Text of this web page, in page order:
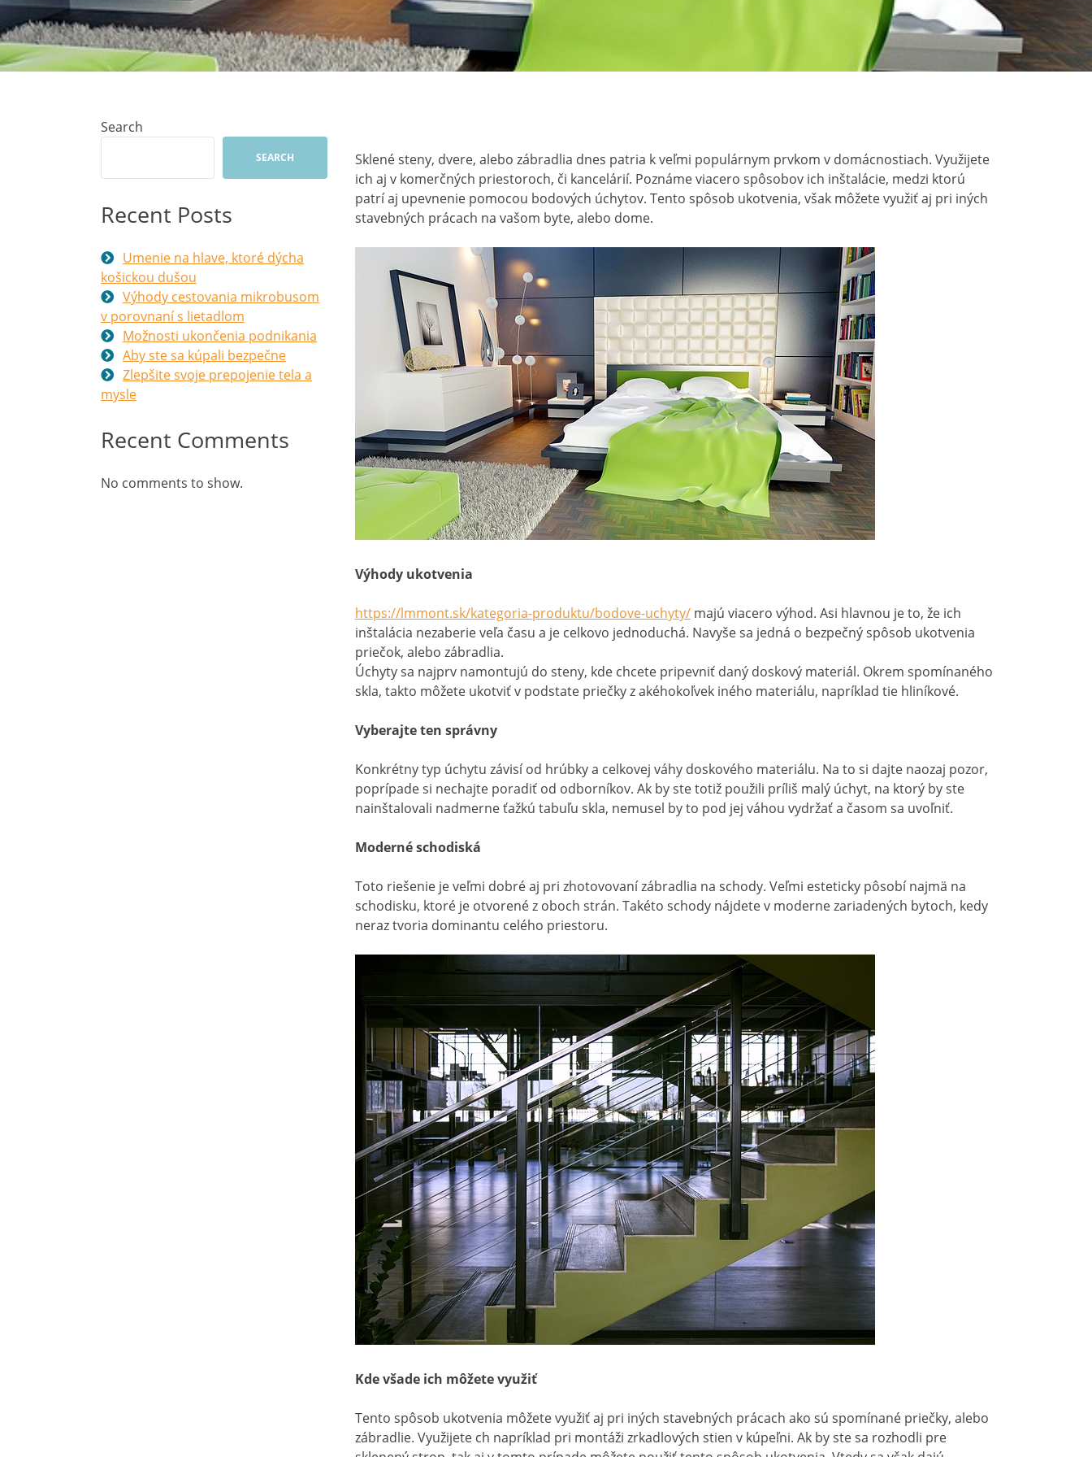
Sklené steny, dvere, alebo zábradlia dnes patria k veľmi populárnym prvkom v domácnostiach. Využijete
ich aj v komerčných priestoroch, či kancelárií. Poznáme viacero spôsobov ich inštalácie, medzi ktorú
patrí aj upevnenie pomocou bodových úchytov. Tento spôsob ukotvenia, však môžete využiť aj pri iných
stavebných prácach na vašom byte, alebo dome.
Výhody ukotvenia
https://lmmont.sk/kategoria-produktu/bodove-uchyty/majú viacero výhod. Asi hlavnou je to, že ich
inštalácia nezaberie veľa času a je celkovo jednoduchá. Navyše sa jedná o bezpečný spôsob ukotvenia
priečok, alebo zábradlia.
Úchyty sa najprv namontujú do steny, kde chcete pripevniť daný doskový materiál. Okrem spomínaného
skla, takto môžete ukotviť v podstate priečky z akéhokoľvek iného materiálu, napríklad tie hliníkové.
Vyberajte ten správny
Konkrétny typ úchytu závisí od hrúbky a celkovej váhy doskového materiálu. Na to si dajte naozaj pozor,
poprípade si nechajte poradiť od odborníkov. Ak by ste totiž použili príliš malý úchyt, na ktorý by ste
nainštalovali nadmerne ťažkú tabuľu skla, nemusel by to pod jej váhou vydržať a časom sa uvoľniť.
Moderné schodiská
Toto riešenie je veľmi dobré aj pri zhotovovaní zábradlia na schody. Veľmi esteticky pôsobí najmä na
schodisku, ktoré je otvorené z oboch strán. Takéto schody nájdete v moderne zariadených bytoch, kedy
neraz tvoria dominantu celého priestoru.
Kde všade ich môžete využiť
Tento spôsob ukotvenia môžete využiť aj pri iných stavebných prácach ako sú spomínané priečky, alebo
zábradlie. Využijete ch napríklad pri montáži zrkadlových stien v kúpeľni. Ak by ste sa rozhodli pre
Search
SEARCH
Recent Posts
Umenie na hlave, ktoré dýcha
košickou dušou
Výhody cestovania mikrobusom
v porovnaní s lietadlom
Možnosti ukončenia podnikania
Aby ste sa kúpali bezpečne
Zlepšite svoje prepojenie tela a
mysle
Recent Comments
No comments to show.